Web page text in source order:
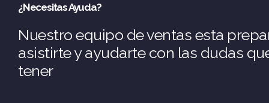
¿Necesitas Ayuda?
Nuestro equipo de ventas esta
asistirte y ayudarte con las dudas
tener